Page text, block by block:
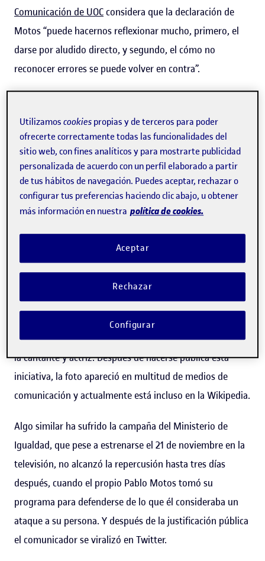
Comunicación de UOCconsidera que la declaración de
Motos “puede hacernos reflexionar mucho, primero, el
darse por aludido directo, y segundo, el cómo no
reconocer errores se puede volver en contra”.
sembrar la paz, generó aún más revuelo, puesto que la
mayoría de veces, el intento de censura o encubrimiento
de una información, da mayor visibilidad al tema. Más
incluso que si no se hubiera pretendido acallar dicha
información. Y eso se denominaefecto Streinsand.
publicara en una web una foto aérea de su casa en
California, así que llevó el asunto a los tribunales.La foto
de su casa formaba parte de un proyecto de 12.000
imágenes que reflejaban la erosión de la costa de
California. Hasta la demanda, esa imagen solo se había
descargado seis veces, dos de ellas por los abogados de
la cantante y actriz. Después de hacerse pública esta
iniciativa, la foto apareció en multitud de medios de
comunicación y actualmente está incluso en la Wikipedia.
Algo similar ha sufrido la campaña del Ministerio de
Igualdad, que pese a estrenarse el 21 de noviembre en la
televisión, no alcanzó la repercusión hasta tres días
después, cuando el propio Pablo Motos tomó su
programa para defenderse de lo que él consideraba un
ataque a su persona. Y después de la justificación pública
el comunicador se viralizó en Twitter.
Utilizamoscookies propias y de terceros para poder
ofrecerte correctamente todas las funcionalidades del
sitio web, con fines analíticos y para mostrarte publicidad
personalizada de acuerdo con un perfil elaborado a partir
de tus hábitos de navegación. Puedes aceptar, rechazar o
configurar tus preferencias haciendo clic abajo, u obtener
más información en nuestra política de cookies.
Rechazar
Aceptar
Configurar